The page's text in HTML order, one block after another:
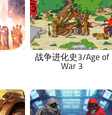
战争进化史3/Age of
War 3